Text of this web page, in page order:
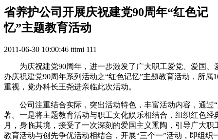
省养护公司开展庆祝建党90周年“红色记
忆”主题教育活动
2011-06-30 10:00:46 tttmi 111
为庆祝建党90周年，进一步激发了广大职工爱党、爱国、
办庆祝建党90周年系列活动之“红色记忆”主题教育活动，所
重视，党办科长王尧进亲临此次活动。
公司注重结合实际，突出活动特色，丰富活动内容，通过“
著。一是将主题教育活动与职工文化娱乐相结合，组织红色
月，身临其境，接受了一次深刻的爱国主义熏陶，引导广大
教育活动与创先争优活动相结合，开展“三个一”活动，即组